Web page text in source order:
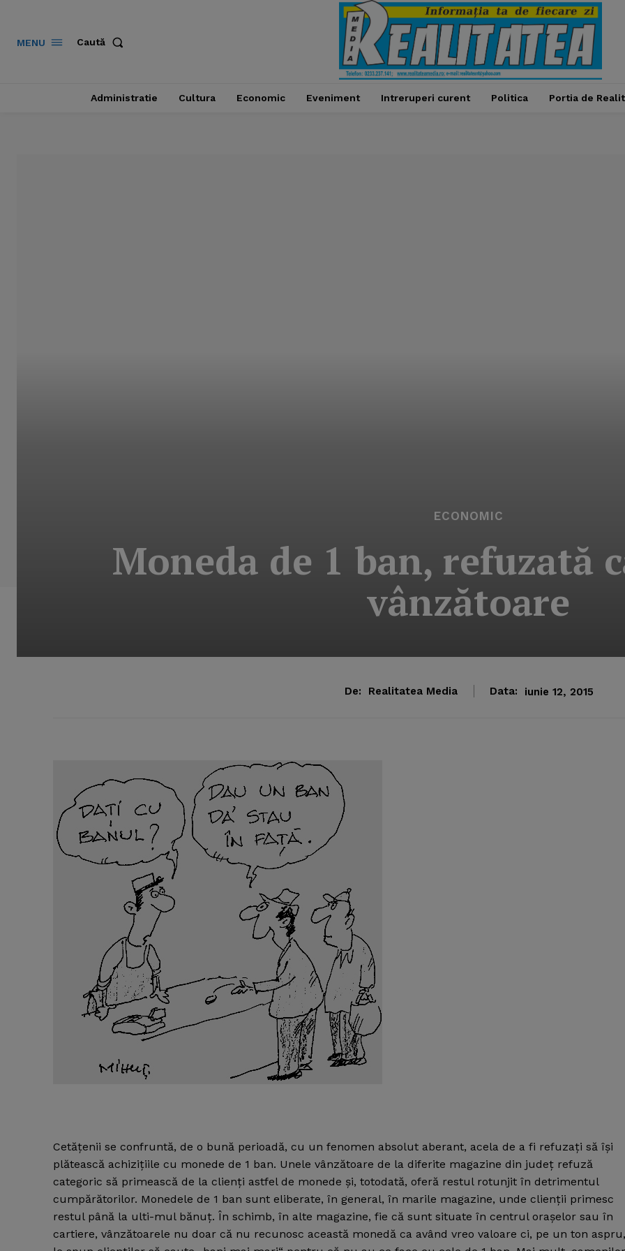
MENU Caută
Administratie Cultura Economic Eveniment Intreruperi curent Politica Portia de
ECONOMIC
Moneda de 1 ban, refuzată
vânzătoare
De: Realitatea Media Data: iunie 12, 2015
Cetăţenii se confruntă, de o bună perioadă, cu un fenomen absolut aberant, acela de a fi refuzaţi să îşi
plătească achiziţiile cu monede de 1 ban. Unele vânzătoare de la diferite magazine din judeţ refuză
categoric să primească de la clienţi astfel de monede şi, totodată, oferă restul rotunjit în detrimentul
cumpărătorilor. Monedele de 1 ban sunt eliberate, în general, în marile magazine, unde clienţii primesc
restul până la ulti-mul bănuţ. În schimb, în alte magazine, fie că sunt situate în centrul oraşelor sau în
cartiere, vânzătoarele nu doar că nu recunosc această monedă ca având vreo valoare ci, pe un ton aspru,